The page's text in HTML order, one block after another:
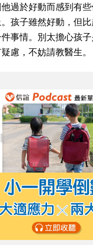
過於好動而感到有些
孩子雖然好動，但
事情。別太擔心孩
慮，不妨請教醫生。
寶貝即將上小
和教育專家的
生活及團體適
助您陪伴孩子